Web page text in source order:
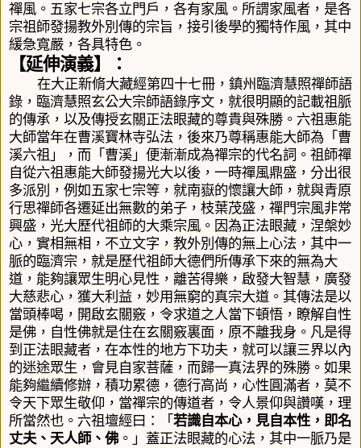
禪風。五家七宗各立門戶，各有家風。所謂家風者，是各
宗祖師發揚教外別傳的宗旨，接引後學的獨特作風，其中
緩急寬嚴，各具特色。
【延伸演義】：
在大正新脩大藏經第四十七冊， 鎮州臨濟慧照禪師語
錄，臨濟慧照玄公大宗師語錄序文，就很明顯的記載祖脈
的傳承，以及傳授玄關正法眼藏的尊貴與殊勝。六祖惠能
大師當年在曹溪寶林寺弘法，後來乃尊稱惠能大師為「曹
溪六祖」，而「曹溪」便漸漸成為禪宗的代名詞。祖師禪
自從六祖惠能大師發揚光大以後，一時禪風鼎盛，分出很
多派別，例如五家七宗等，就南嶽的懷讓大師，就與青原
行思禪師各遷延出無數的弟子，枝葉茂盛，禪門宗風非常
興盛，光大歷代祖師的大乘宗風。因為正法眼藏，涅槃妙
心，實相無相，不立文字，教外別傳的無上心法，其中一
脈的臨濟宗，就是歷代祖師大德們所傳承下來的無為大
道，能夠讓眾生明心見性，離苦得樂，啟發大智慧，廣發
大慈悲心，獲大利益，妙用無窮的真宗大道。其傳法是以
當頭棒喝，開啟玄關竅，令求道之人當下頓悟，瞭解自性
是佛，自性佛就是住在玄關竅裏面，原不離我身。凡是得
到正法眼藏者，在本性的地方下功夫，就可以讓三界以內
的迷途眾生，會見自家菩薩，而歸一真法界的殊勝。如果
能夠繼續修辦，積功累德，德行高尚，心性圓滿者，莫不
令天下眾生敬仰，當禪宗的傳道者，令人景仰與讚嘆，理
所當然也。六祖壇經曰：「 若識自本心，見自本性，即名
丈夫、天人師、佛 。」 蓋正法眼藏的心法，其中一脈乃是